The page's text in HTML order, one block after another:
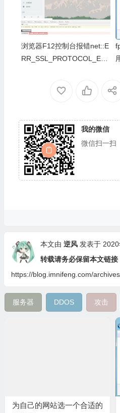
浏览器F12控制台报错net::E
RR_SSL_PROTOCOL_ER
我的微信
微信扫一扫
本文由 逆风发表于 2020
转载请务必保留本文链接
https://blog.imnifeng.com/
服务器 DDOS 攻击
为自己的网站选一个合适的